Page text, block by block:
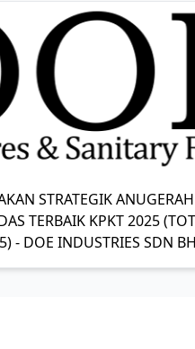
STRATEGIK ANUGERAH
TERBAIK KPKT 2025
- DOE INDUSTRIES SDN